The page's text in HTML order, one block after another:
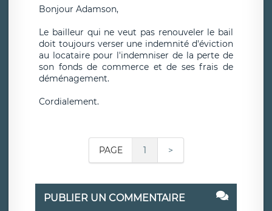
Bonjour Adamson,
Le bailleur qui ne veut pas renouveler le bail
doit toujours verser une indemnité d'éviction
au locataire pour l'indemniser de la perte de
son fonds de commerce et de ses frais de
déménagement.
Cordialement.
PAGE 1 >
PUBLIER UN COMMENTAIRE